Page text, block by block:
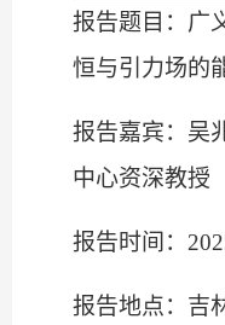
报告题目：广
恒与引力场的
报告嘉宾：吴
中心资深教授
报告时间：
报告地点：吉